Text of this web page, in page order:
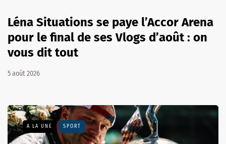
Léna Situations se paye l’Accor Arena
pour le final de ses Vlogs d’août : on
vous dit tout
5 août 2026
A LA UNE SPORT